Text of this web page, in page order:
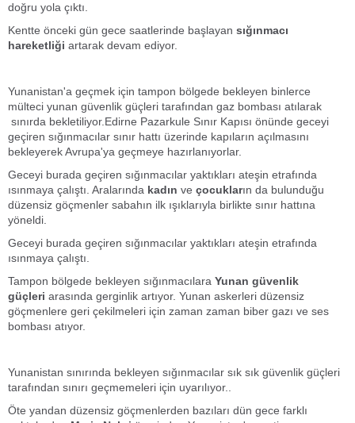
doğru yola çıktı.
Kentte önceki gün gece saatlerinde başlayan sığınmacı
hareketliği artarak devam ediyor.
Yunanistan'a geçmek için tampon bölgede bekleyen binlerce
mülteci yunan güvenlik güçleri tarafından gaz bombası atılarak
sınırda bekletiliyor.Edirne Pazarkule Sınır Kapısı önünde geceyi
geçiren sığınmacılar sınır hattı üzerinde kapıların açılmasını
bekleyerek Avrupa'ya geçmeye hazırlanıyorlar.
Geceyi burada geçiren sığınmacılar yaktıkları ateşin etrafında
ısınmaya çalıştı. Aralarında kadın ve çocukların da bulunduğu
düzensiz göçmenler sabahın ilk ışıklarıyla birlikte sınır hattına
yöneldi.
Geceyi burada geçiren sığınmacılar yaktıkları ateşin etrafında
ısınmaya çalıştı.
Tampon bölgede bekleyen sığınmacılara Yunan güvenlik
güçleri arasında gerginlik artıyor. Yunan askerleri düzensiz
göçmenlere geri çekilmeleri için zaman zaman biber gazı ve ses
bombası atıyor.
Yunanistan sınırında bekleyen sığınmacılar sık sık güvenlik güçleri
tarafından sınırı geçmemeleri için uyarılıyor..
Öte yandan düzensiz göçmenlerden bazıları dün gece farklı